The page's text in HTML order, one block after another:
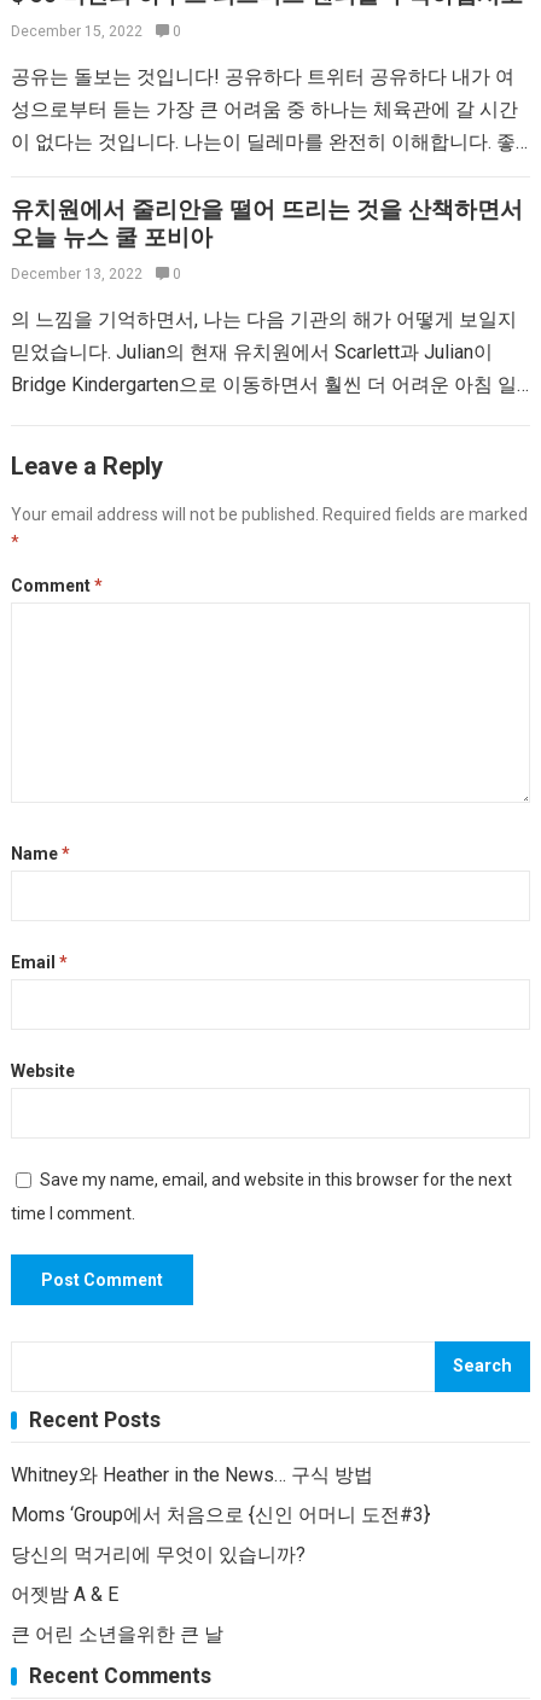
December 15, 2022 0
공유는 돌보는 것입니다! 공유하다 트위터 공유하다 내가 여
성으로부터 듣는 가장 큰 어려움 중 하나는 체육관에 갈 시간
이 없다는 것입니다. 나는이 딜레마를 완전히 이해합니다. 좋
유치원에서 줄리안을 떨어 뜨리는 것을 산책하면서
오늘 뉴스 쿨 포비아
December 13, 2022 0
의 느낌을 기억하면서, 나는 다음 기관의 해가 어떻게 보일지
믿었습니다. Julian의 현재 유치원에서 Scarlett과 Julian이
Bridge Kindergarten으로 이동하면서 훨씬 더 어려운 아침 일
Leave a Reply
Your email address will not be published.
Required fields are marked
*
Comment*
Name*
Email *
Website
Save my name, email, and website in this browser for the next
time I comment.
Search
Recent Posts
Whitney와 Heather in the News… 구식 방법
Moms ‘Group에서 처음으로 {신인 어머니 도전#3}
당신의 먹거리에 무엇이 있습니까?
어젯밤 A & E
큰 어린 소년을위한 큰 날
Recent Comments